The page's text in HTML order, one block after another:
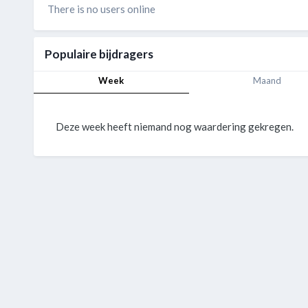
There is no users online
Populaire bijdragers
Week Maand
Deze week heeft niemand nog waardering gekregen.